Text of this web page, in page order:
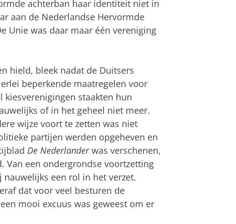
achterban haar identiteit niet in
aan de Nederlandse Hervormde
Unie was daar maar één vereniging
hield, bleek nadat de Duitsers
beperkende maatregelen voor
staakten hun
of in het geheel niet meer.
wijze voort te zetten was niet
partijen werden opgeheven en
De Nederlanderwas verschenen,
Van een ondergrondse voortzetting
nauwelijks een rol in het verzet.
dat voor veel besturen de
mooi excuus was geweest om er